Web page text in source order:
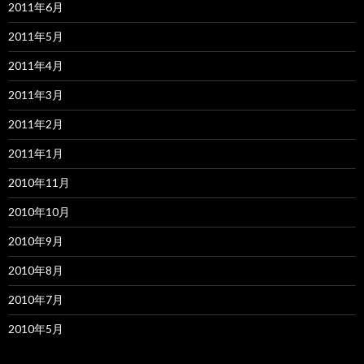
2011年6月
2011年5月
2011年4月
2011年3月
2011年2月
2011年1月
2010年11月
2010年10月
2010年9月
2010年8月
2010年7月
2010年5月